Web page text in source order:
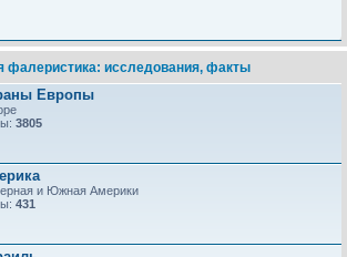
фалеристика: исследования, факты
Европы
3805
и Южная Америки
431